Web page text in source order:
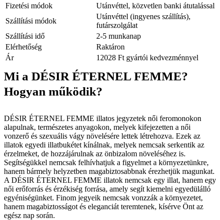
Fizetési módok
Utánvéttel, közvetlen banki átutalással
Szállítási módok
Utánvéttel (ingyenes szállítás),
futárszolgálat
Szállítási idő
2-5 munkanap
Elérhetőség
Raktáron
Ár
12028 Ft gyártói kedvezménnyel
Mi a DÉSIR ÉTERNEL FEMME?
Hogyan működik?
DÉSIR ÉTERNEL FEMME illatos jegyzetek női feromonokon
alapulnak, természetes anyagokon, melyek kifejezetten a női
vonzerő és szexuális vágy növelésére lettek létrehozva. Ezek az
illatok egyedi illatbukétet kínálnak, melyek nemcsak serkentik az
érzelmeket, de hozzájárulnak az önbizalom növeléséhez is.
Segítségükkel nemcsak felhívhatjuk a figyelmet a környezetünkre,
hanem bármely helyzetben magabiztosabbnak érezhetjük magunkat.
A DÉSIR ÉTERNEL FEMME illatok nemcsak egy illat, hanem egy
női erőforrás és érzékiség forrása, amely segít kiemelni egyedülálló
egyéniségünket. Finom jegyeik nemcsak vonzzák a környezetet,
hanem magabiztosságot és eleganciát teremtenek, kísérve Önt az
egész nap során.